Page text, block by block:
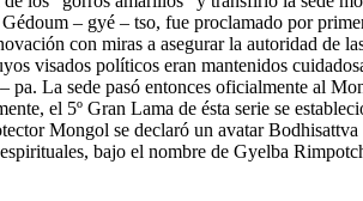
– gyé – tso, fue proclamado por
con miras a asegurar la autoridad de
visados políticos eran mantenidos
pa. La sede pasó entonces oficialmente al
el 5º Gran Lama de ésta serie se
Mongol se declaró un avatar
bajo el nombre de Gyelba